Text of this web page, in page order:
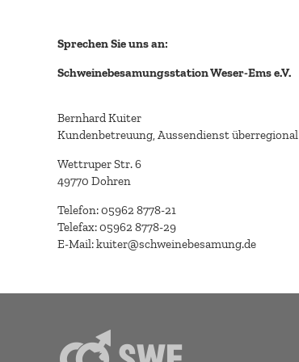
Sprechen Sie uns an:
Schweinebesamungsstation Weser-Ems e.V.
Bernhard Kuiter
Kundenbetreuung, Aussendienst überregional
Wettruper Str. 6
49770 Dohren
Telefon: 05962 8778-21
Telefax: 05962 8778-29
E-Mail: kuiter@schweinebesamung.de